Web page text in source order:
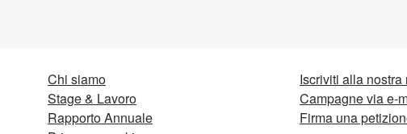
Chi siamo
Stage & Lavoro
Rapporto Annuale
Iscriviti alla nostra
Campagne via e-
Firma una